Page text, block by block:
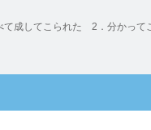
成してこられた 2．分かっ